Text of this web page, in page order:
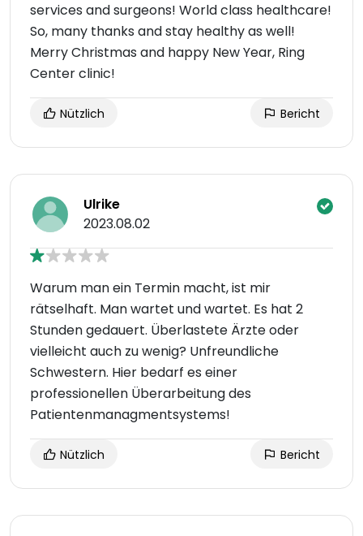
services and surgeons! World class healthcare!
So, many thanks and stay healthy as well!
Merry Christmas and happy New Year, Ring
Center clinic!
Nützlich Bericht
Ulrike
2023.08.02
Warum man ein Termin macht, ist mir
rätselhaft. Man wartet und wartet. Es hat 2
Stunden gedauert. Überlastete Ärzte oder
vielleicht auch zu wenig? Unfreundliche
Schwestern. Hier bedarf es einer
professionellen Überarbeitung des
Patientenmanagmentsystems!
Nützlich Bericht